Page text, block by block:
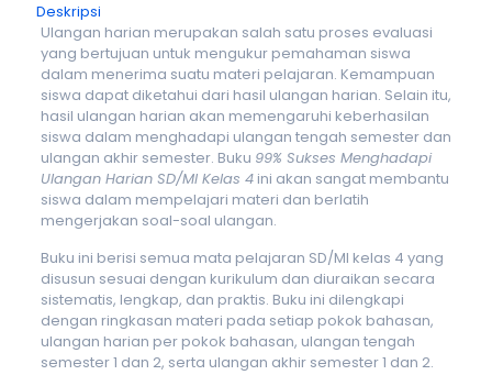
Deskripsi
Ulangan harian merupakan salah satu proses evaluasi
yang bertujuan untuk mengukur pemahaman siswa
dalam menerima suatu materi pelajaran. Kemampuan
siswa dapat diketahui dari hasil ulangan harian. Selain itu,
hasil ulangan harian akan memengaruhi keberhasilan
siswa dalam menghadapi ulangan tengah semester dan
ulangan akhir semester. Buku 99% Sukses Menghadapi
Ulangan Harian SD/MI Kelas 4ini akan sangat membantu
siswa dalam mempelajari materi dan berlatih
mengerjakan soal-soal ulangan.
Buku ini berisi semua mata pelajaran SD/MI kelas 4 yang
disusun sesuai dengan kurikulum dan diuraikan secara
sistematis, lengkap, dan praktis. Buku ini dilengkapi
dengan ringkasan materi pada setiap pokok bahasan,
ulangan harian per pokok bahasan, ulangan tengah
semester 1 dan 2, serta ulangan akhir semester 1 dan 2.